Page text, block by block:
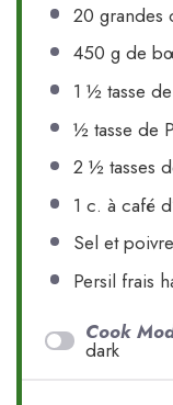
20 grandes
450 g de
1 ½tasse
½tasse de
2 ½tasses
1 c. à café
Sel et
Persil frais
Cook
dark